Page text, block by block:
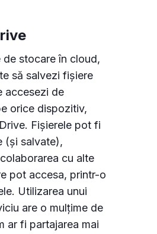
de stocare în cloud,
să salvezi fișiere
accesezi de
orice dispozitiv,
Fișierele pot fi
(și salvate),
cu alte
pot accesa, printr-o
Utilizarea unui
are o mulțime de
ar fi partajarea mai